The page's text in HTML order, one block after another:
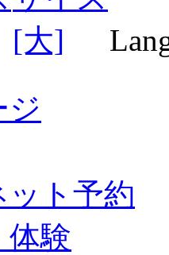
ジ
ット予約
体験